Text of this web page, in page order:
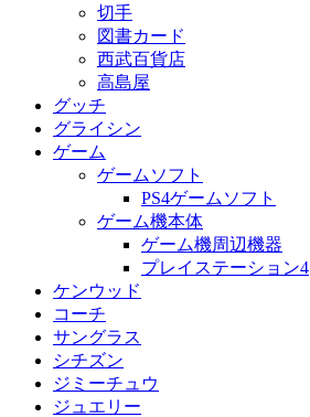
切手
図書カード
西武百貨店
高島屋
グッチ
グライシン
ゲーム
ゲームソフト
PS4ゲームソフト
ゲーム機本体
ゲーム機周辺機器
プレイステーション4
ケンウッド
コーチ
サングラス
シチズン
ジミーチュウ
ジュエリー